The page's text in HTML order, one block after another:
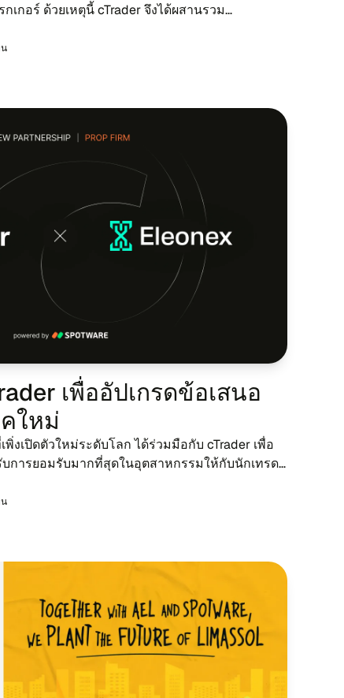
กอร์ ด้วย​เหตุนี้ cTrader จึง​ได้ผสาน​รวม
เพื่อ​อัป​เกร​ด​ข้อ​เสนอ
ใหม่
ง​เปิด​ตัว​ใหม่ระ​ดับ​โลก ได้ร่วม​มือ​กับ cTrader เพื่อ
การยอม​รับ​มาก​ที่​สุด​ในอุต​สาห​กรรม​ให้​กับ​นัก​เทร​ด​